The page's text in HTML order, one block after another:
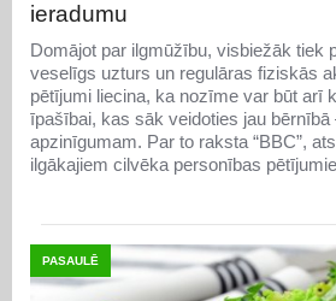
ieradumu
Domājot par ilgmūžību, visbiežāk tiek
veselīgs uzturs un regulāras fiziskās
pētījumi liecina, ka nozīme var būt arī
īpašībai, kas sāk veidoties jau bērnībā
apzinīgumam. Par to raksta “BBC”,
ilgākajiem cilvēka personības
PASAULĒ